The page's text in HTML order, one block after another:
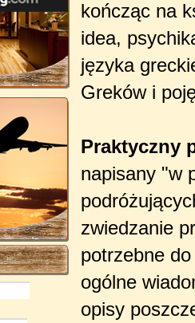
kończąc na
idea,
języka
Greków i
Praktyczny
napisany "w
zwiedzanie
potrzebne
ogólne
opisy